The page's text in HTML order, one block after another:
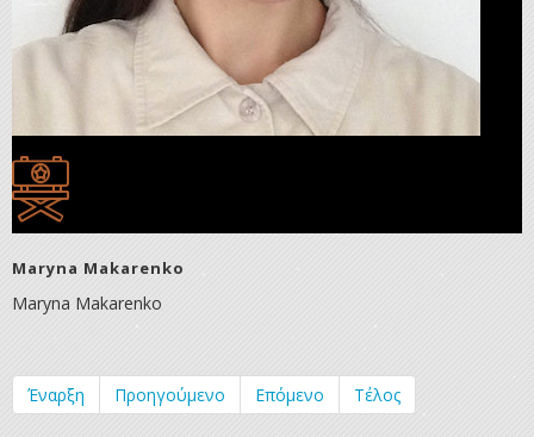
Maryna Makarenko
Maryna Makarenko
Έναρξη Προηγούμενο Επόμενο Τέλος